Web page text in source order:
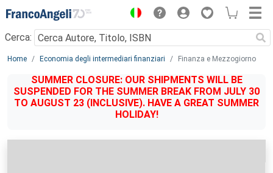
Menu
Cerca:
Main content
Home Economia degli intermediari finanziari Finanza e Mezzogiorno
SUMMER CLOSURE: OUR SHIPMENTS WILL BE
SUSPENDED FOR THE SUMMER BREAK FROM JULY 30
TO AUGUST 23 (INCLUSIVE). HAVE A GREAT SUMMER
HOLIDAY!